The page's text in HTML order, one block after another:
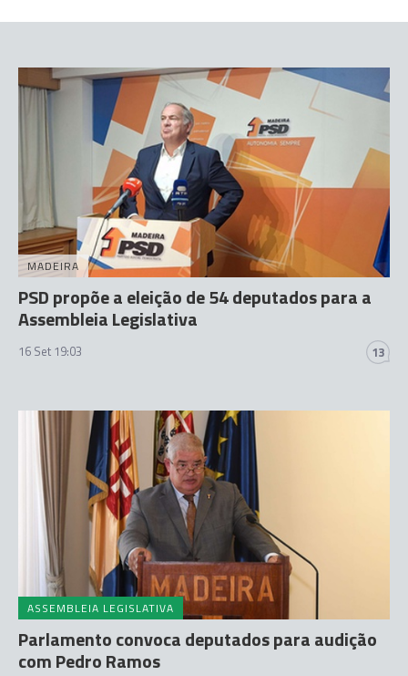
MADEIRA
PSD propõe a eleição de 54 deputados para a
Assembleia Legislativa
16 Set 19:03 13
ASSEMBLEIA LEGISLATIVA
Parlamento convoca deputados para audição
com Pedro Ramos